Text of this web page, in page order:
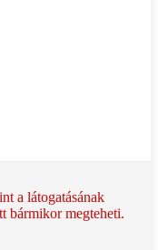
a látogatásának
bármikor megteheti.